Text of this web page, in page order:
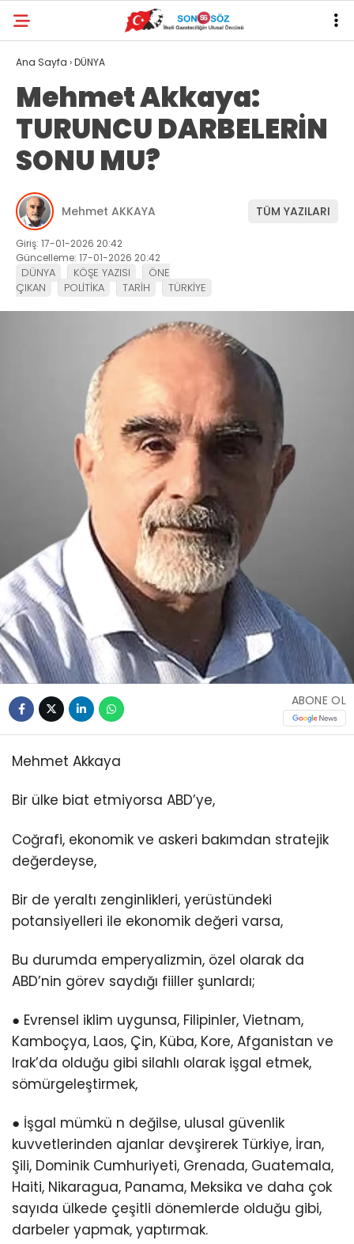
Ana Sayfa ›DÜNYA
Mehmet Akkaya:
TURUNCU DARBELERİN
SONU MU?
Mehmet AKKAYA TÜM YAZILARI
Giriş: 17-01-2026 20:42
Güncelleme: 17-01-2026 20:42
DÜNYA KÖŞE YAZISI
ÖNE
ÇIKAN
POLİTİKA TARİH TÜRKİYE
ABONE OL
Mehmet Akkaya
Bir ülke biat etmiyorsa ABD’ye,
Coğrafi, ekonomik ve askeri bakımdan stratejik
değerdeyse,
Bir de yeraltı zenginlikleri, yerüstündeki
potansiyelleri ile ekonomik değeri varsa,
Bu durumda emperyalizmin, özel olarak da
ABD’nin görev saydığı fiiller şunlardı;
● Evrensel iklim uygunsa, Filipinler, Vietnam,
Kamboçya, Laos, Çin, Küba, Kore, Afganistan ve
Irak’da olduğu gibi silahlı olarak işgal etmek,
sömürgeleştirmek,
● İşgal mümkü n değilse, ulusal güvenlik
kuvvetlerinden ajanlar devşirerek Türkiye, İran,
Şili, Dominik Cumhuriyeti, Grenada, Guatemala,
Haiti, Nikaragua, Panama, Meksika ve daha çok
sayıda ülkede çeşitli dönemlerde olduğu gibi,
darbeler yapmak, yaptırmak.